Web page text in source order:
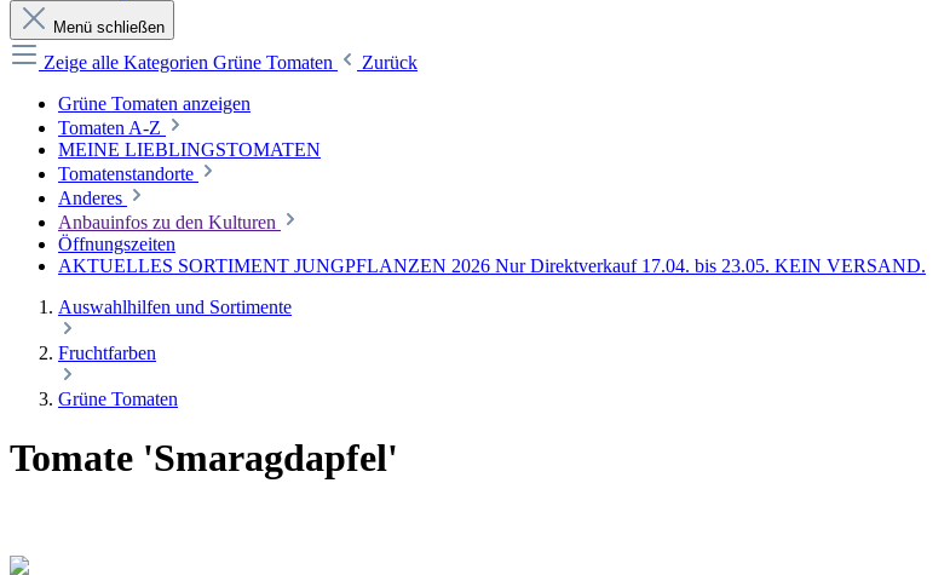
Menü schließen
Zeige alle Kategorien Grüne Tomaten
Zurück
Grüne Tomaten anzeigen
Tomaten A-Z
MEINE LIEBLINGSTOMATEN
Tomatenstandorte
Anderes
Anbauinfos zu den Kulturen
Öffnungszeiten
AKTUELLES SORTIMENT JUNGPFLANZEN 2026 Nur Direktverkauf 17.04. bis 23.05. KEIN VERSAND.
Auswahlhilfen und Sortimente
Fruchtfarben
Grüne Tomaten
Tomate 'Smaragdapfel'